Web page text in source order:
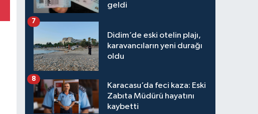
geldi
Didim’de eski otelin plajı,
karavancıların yeni durağı
oldu
7
Karacasu’da feci kaza: Eski
Zabıta Müdürü hayatını
kaybetti
8